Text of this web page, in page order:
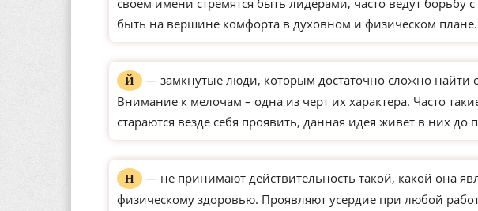
своем имени стремятся быть лидерами, часто ведут борьбу
быть на вершине комфорта в духовном и физическом плане.
Й
— замкнутые люди, которым достаточно сложно
Внимание к мелочам – одна из черт их характера. Часто
стараются везде себя проявить, данная идея живет в них до
Н
— не принимают действительность такой, какой она
физическому здоровью. Проявляют усердие при любой